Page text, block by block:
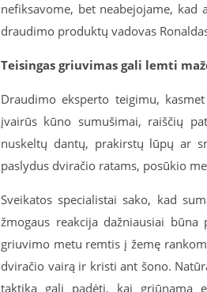
nefiksavome, bet neabejojame, kad
draudimo produktų vadovas
Teisingas griuvimas gali lemti
Draudimo eksperto teigimu,
įvairūs kūno sumušimai, raiščių
nuskeltų dantų, prakirstų lūpų ar
paslydus dviračio ratams, posūkio
Sveikatos specialistai sako, kad
žmogaus reakcija dažniausiai
griuvimo metu remtis į žemę
dviračio vairą ir kristi ant šono.
taktika gali padėti, kai griūnama